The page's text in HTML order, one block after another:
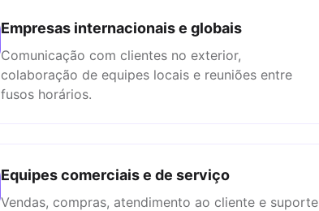
Empresas internacionais e globais
Comunicação com clientes no exterior,
colaboração de equipes locais e reuniões entre
fusos horários.
Equipes comerciais e de serviço
Vendas, compras, atendimento ao cliente e suporte